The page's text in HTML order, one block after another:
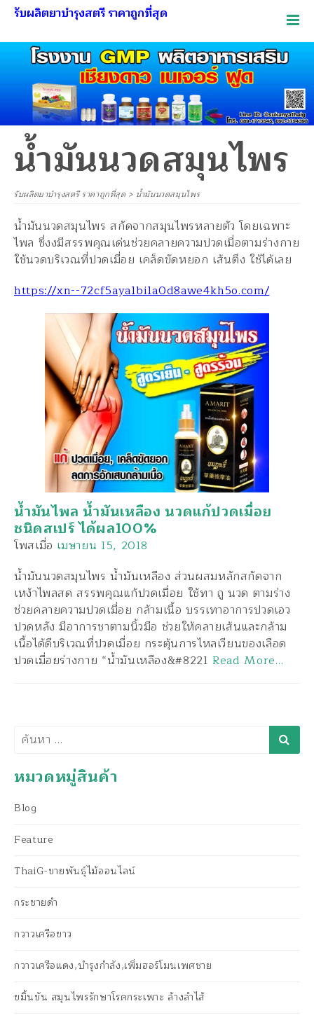
รับผลิตยาบำรุงสตรี ราคาถูกที่สุด
น้ำมันนวดสมุนไพร
รับผลิตยาบำรุงสตรี ราคาถูกที่สุด > น้ำมันนวดสมุนไพร
น้ำมันนวดสมุนไพร สกัดจากสมุนไพรหลายตัว โดยเฉพาะ
ไพล ซึ่งงมีสรรพคุณเด่นช่วยคลายความปวดเมื่อตามร่างกาย
ใช้นวดบริเวณที่ปวดเมื่อย เคล็ดขัดหยอก เส้นตึง ใช้ได้เลย
https://xn--72cf5aya1bi1a0d8awe4kh5o.com/
น้ำมันไพล น้ำมันเหลือง นวดแก้ปวดเมื่อย
ชนิดสเปร์ ได้ผล100%
โพสเมื่อ เมษายน 15, 2018
น้ำมันนวดสมุนไพร น้ำมันเหลือง ส่วนผสมหลักสกัดจาก
เหง้าไพลสด สรรพคุณแก้ปวดเมื่อย ใช้ทา ถู นวด ตามร่าง
ช่วยคลายความปวดเมื่อย กล้ามเนื้อ บรรเทาอาการปวดเอว
ปวดหลัง มีอาการชาตามนิ้วมือ ช่วยให้คลายเส้นและกล้าม
เนื้อได้ดีบริเวณที่ปวดเมื่อย กระตุ้นการไหลเวียนของเลือด
ปวดเมื่อยร่างกาย “น้ำมันเหลือง&#8221Read More…
ค้นหา
หมวดหมู่สินค้า
Blog
Feature
ThaiG-ขายพันธุ์ไม้ออนไลน์
กระชายดำ
กวาวเครือขาว
กวาวเครือแดง,บำรุงกำลัง,เพิ่มฮอร์โมนเพศชาย
ขมิ้นชัน สมุนไพรรักษาโรคกระเพาะ ล้างลำไส้